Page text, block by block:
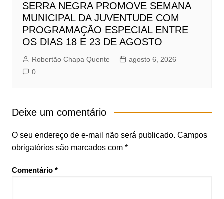
SERRA NEGRA PROMOVE SEMANA
MUNICIPAL DA JUVENTUDE COM
PROGRAMAÇÃO ESPECIAL ENTRE
OS DIAS 18 E 23 DE AGOSTO
Robertão Chapa Quente
agosto 6, 2026
0
Deixe um comentário
O seu endereço de e-mail não será publicado. Campos
obrigatórios são marcados com *
Comentário *